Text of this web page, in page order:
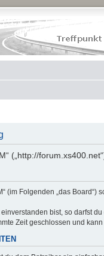
(„http://
(im Folgenden „das
bist, so darfst
Zeit geschlossen und